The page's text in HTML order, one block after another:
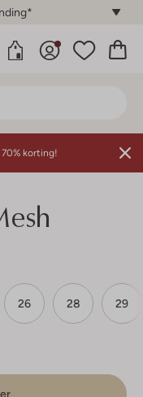
korting!
26 28 29